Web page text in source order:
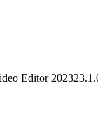
Editor